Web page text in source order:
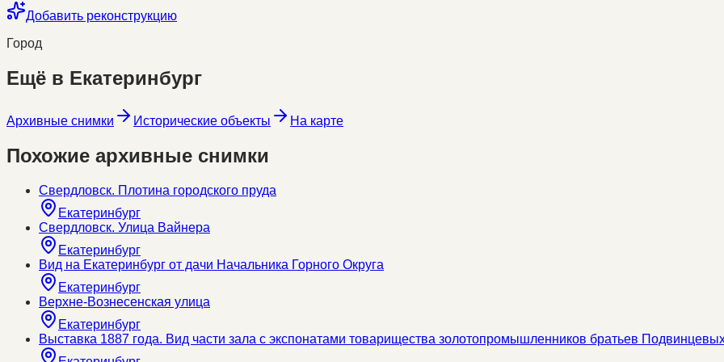
Добавить реконструкцию
Город
Ещё в Екатеринбург
Архивные снимки Исторические объекты На карте
Похожие архивные снимки
Свердловск. Плотина городского пруда
Екатеринбург
Свердловск. Улица Вайнера
Екатеринбург
Вид на Екатеринбург от дачи Начальника Горного Округа
Екатеринбург
Верхне-Вознесенская улица
Екатеринбург
Выставка 1887 года. Вид части зала с экспонатами товарищества золотопромышленников братьев